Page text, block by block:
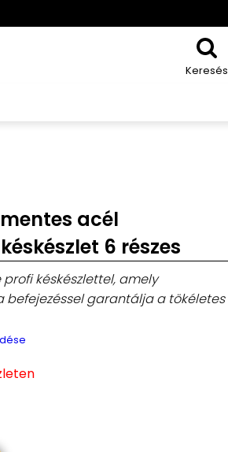
Keresés
acél
6 részes
késkészlettel, amely
befejezéssel garantálja a tökéletes